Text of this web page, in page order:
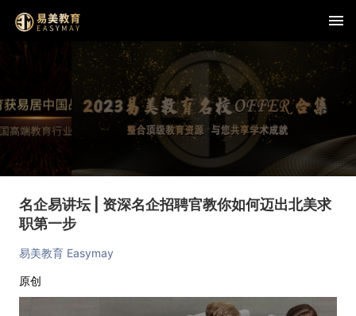
名企易讲坛 | 资深名企招聘官教你如何迈出北美求
职第一步
易美教育 Easymay
原创